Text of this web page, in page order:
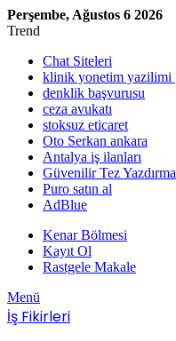
Perşembe, Ağustos 6 2026
Trend
Chat Siteleri
klinik yonetim yazilimi
denklik başvurusu
ceza avukatı
stoksuz eticaret
Oto Serkan ankara
Antalya iş ilanları
Güvenilir Tez Yazdırma
Puro satın al
AdBlue
Kenar Bölmesi
Kayıt Ol
Rastgele Makale
Menü
İş Fikirleri